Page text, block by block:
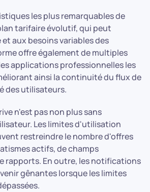
les plus remarquables de
tarifaire évolutif, qui peut
aux besoins variables des
offre également de multiples
applications professionnelles les
ainsi la continuité du flux de
des utilisateurs.
n'est pas non plus sans
Les limites d'utilisation
restreindre le nombre d'offres
actifs, de champs
rapports. En outre, les notifications
gênantes lorsque les limites